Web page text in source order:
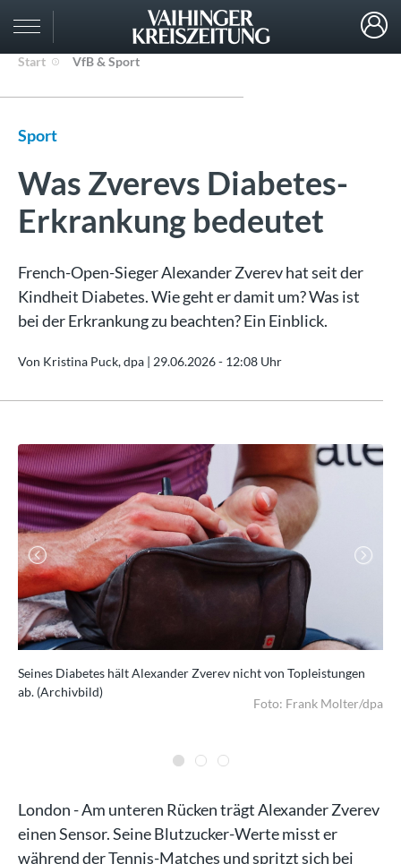
Start VfB & Sport
Sport
Was Zverevs Diabetes-
Erkrankung bedeutet
French-Open-Sieger Alexander Zverev hat seit der
Kindheit Diabetes. Wie geht er damit um? Was ist
bei der Erkrankung zu beachten? Ein Einblick.
Von Kristina Puck, dpa | 29.06.2026 - 12:08 Uhr
Seines Diabetes hält Alexander Zverev nicht von Topleistungen
ab. (Archivbild)
Foto: Frank Molter/dpa
Previous
London - Am unteren Rücken trägt Alexander Zverev
einen Sensor. Seine Blutzucker-Werte misst er
während der Tennis-Matches und spritzt sich bei